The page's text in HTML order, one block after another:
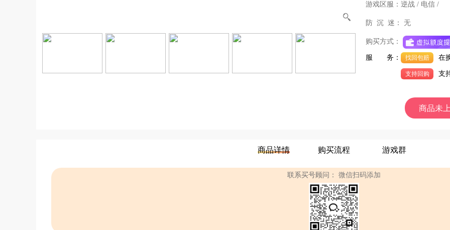
游戏区服： 逆战 / 电信 /
防 沉 迷： 无
购买方式：
服 务： 找回包赔 在
支持回购 支
商品未
商品详情 购买流程 游戏群
联系买号顾问： 微信扫码添加